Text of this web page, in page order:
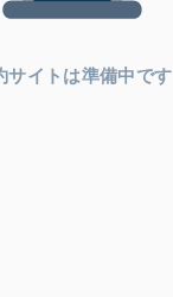
サイトは準備中です